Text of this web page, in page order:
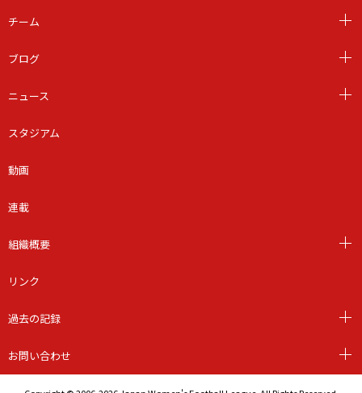
チーム
ブログ
ニュース
スタジアム
動画
連載
組織概要
リンク
過去の記録
お問い合わせ